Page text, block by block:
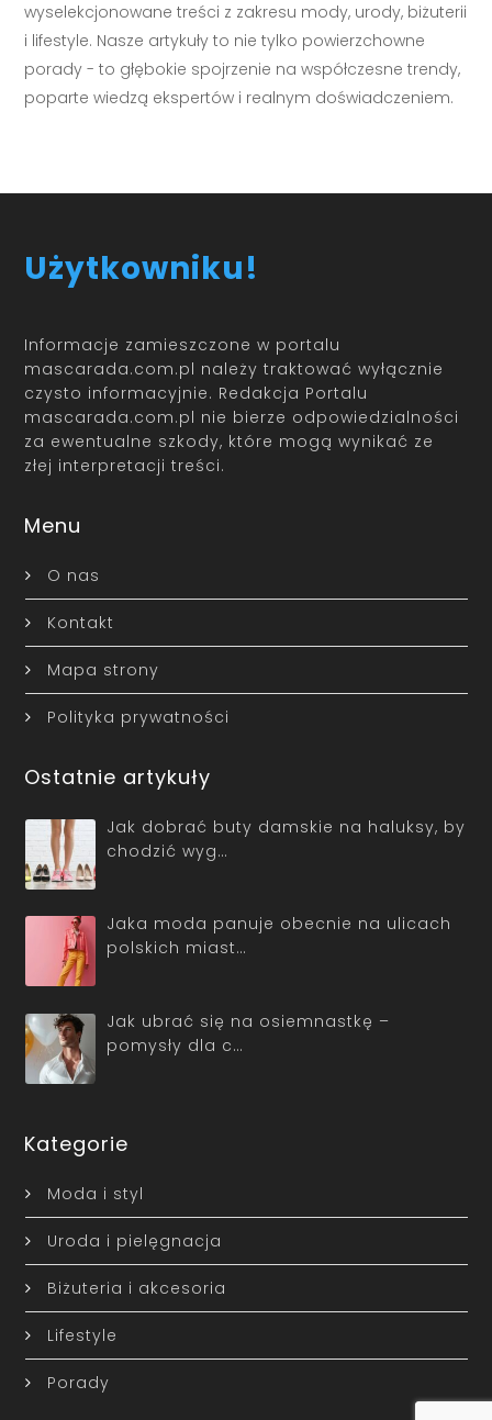
wyselekcjonowane treści z zakresu mody, urody, biżuterii
i lifestyle. Nasze artykuły to nie tylko powierzchowne
porady - to głębokie spojrzenie na współczesne trendy,
poparte wiedzą ekspertów i realnym doświadczeniem.
Użytkowniku!
Informacje zamieszczone w portalu
mascarada.com.pl należy traktować wyłącznie
czysto informacyjnie. Redakcja Portalu
mascarada.com.pl nie bierze odpowiedzialności
za ewentualne szkody, które mogą wynikać ze
złej interpretacji treści.
Menu
O nas
Kontakt
Mapa strony
Polityka prywatności
Ostatnie artykuły
Jak dobrać buty damskie na haluksy, by
chodzić wyg…
Jaka moda panuje obecnie na ulicach
polskich miast…
Jak ubrać się na osiemnastkę –
pomysły dla c…
Kategorie
Moda i styl
Uroda i pielęgnacja
Biżuteria i akcesoria
Lifestyle
Porady